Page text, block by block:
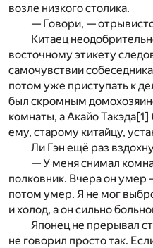
возле низкого столика.
— Говори, —
Китаец
восточному этикету
самочувствии
потом уже приступать к
был скромным
комнаты, а Акайо Такэда[1]
ему, старому китайцу,
Ли Гэн ещё раз
— У меня снимал
полковник. Вчера он умер
потом умер. Я не мог
и холод, а он сильно
Японец не прерывал
не говорил просто так.